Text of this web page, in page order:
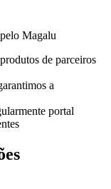
Magalu
de parceiros
a
portal